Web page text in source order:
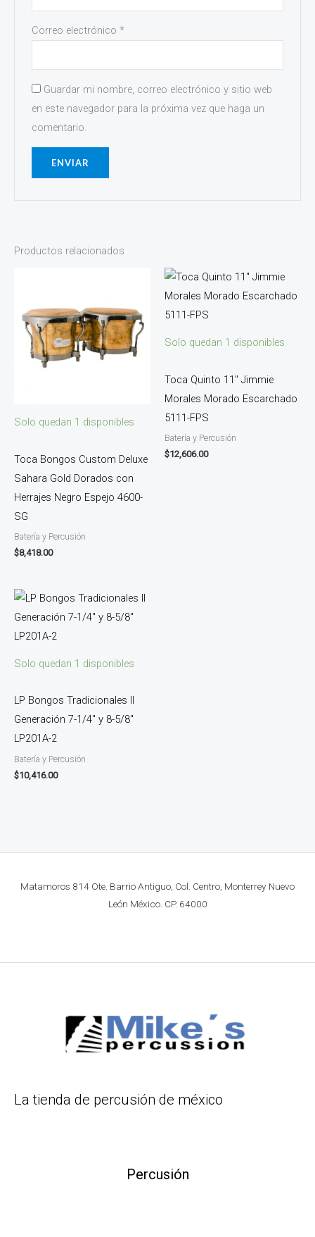
Correo electrónico*
Guardar mi nombre, correo electrónico y sitio web
en este navegador para la próxima vez que haga un
comentario.
Productos relacionados
Solo quedan 1 disponibles
Toca Bongos Custom Deluxe
Sahara Gold Dorados con
Herrajes Negro Espejo 4600-
SG
Batería y Percusión
$8,418.00
Solo quedan 1 disponibles
Toca Quinto 11″ Jimmie
Morales Morado Escarchado
5111-FPS
Batería y Percusión
$12,606.00
Solo quedan 1 disponibles
LP Bongos Tradicionales II
Generación 7-1/4″ y 8-5/8″
LP201A-2
Batería y Percusión
$10,416.00
Matamoros 814 Ote. Barrio Antiguo, Col. Centro, Monterrey Nuevo
León México. CP. 64000
La tienda de percusión de méxico
Percusión